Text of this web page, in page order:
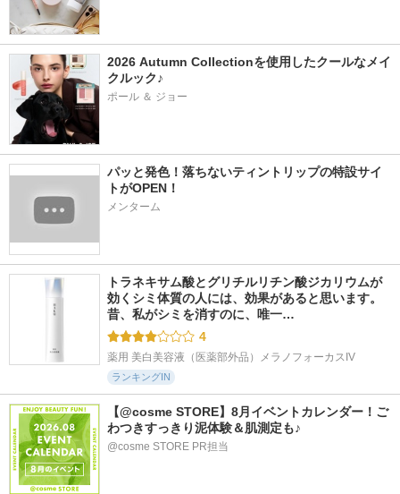
2026 Autumn Collectionを使用したクールなメイ
クルック♪
ポール ＆ ジョー
パッと発色！落ちないティントリップの特設サイ
トがOPEN！
メンターム
トラネキサム酸とグリチルリチン酸ジカリウムが
効くシミ体質の人には、効果があると思います。
昔、私がシミを消すのに、唯一…
4
薬用 美白美容液（医薬部外品）メラノフォーカスIV
ランキングIN
【@cosme STORE】8月イベントカレンダー！ご
わつきすっきり泥体験＆肌測定も♪
@cosme STORE PR担当